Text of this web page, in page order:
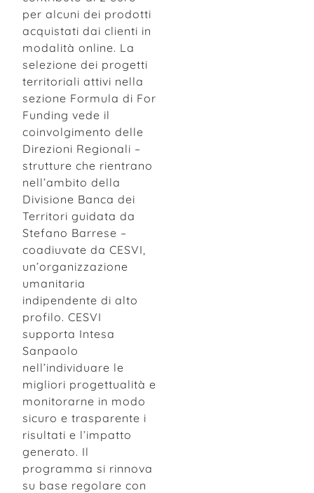
per alcuni dei prodotti
acquistati dai clienti in
modalità online. La
selezione dei progetti
territoriali attivi nella
sezione Formula di For
Funding vede il
coinvolgimento delle
Direzioni Regionali –
strutture che rientrano
nell’ambito della
Divisione Banca dei
Territori guidata da
Stefano Barrese –
coadiuvate da CESVI,
un’organizzazione
umanitaria
indipendente di alto
profilo. CESVI
supporta Intesa
Sanpaolo
nell’individuare le
migliori progettualità e
monitorarne in modo
sicuro e trasparente i
risultati e l’impatto
generato. Il
programma si rinnova
su base regolare con